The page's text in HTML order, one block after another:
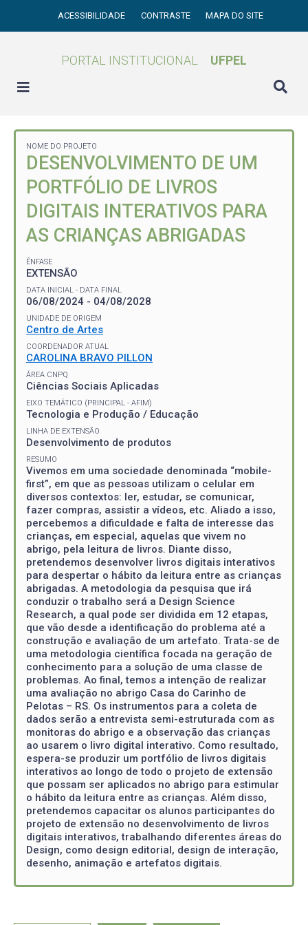
ACESSIBILIDADE CONTRASTE MAPA DO SITE
PORTAL INSTITUCIONAL UFPEL
NOME DO PROJETO
DESENVOLVIMENTO DE UM
PORTFÓLIO DE LIVROS
DIGITAIS INTERATIVOS PARA
AS CRIANÇAS ABRIGADAS
ÊNFASE
EXTENSÃO
DATA INICIAL - DATA FINAL
06/08/2024 - 04/08/2028
UNIDADE DE ORIGEM
Centro de Artes
COORDENADOR ATUAL
CAROLINA BRAVO PILLON
ÁREA CNPQ
Ciências Sociais Aplicadas
EIXO TEMÁTICO (PRINCIPAL - AFIM)
Tecnologia e Produção / Educação
LINHA DE EXTENSÃO
Desenvolvimento de produtos
RESUMO
Vivemos em uma sociedade denominada “mobile-
first”, em que as pessoas utilizam o celular em
diversos contextos: ler, estudar, se comunicar,
fazer compras, assistir a vídeos, etc. Aliado a isso,
percebemos a dificuldade e falta de interesse das
crianças, em especial, aquelas que vivem no
abrigo, pela leitura de livros. Diante disso,
pretendemos desenvolver livros digitais interativos
para despertar o hábito da leitura entre as crianças
abrigadas. A metodologia da pesquisa que irá
conduzir o trabalho será a Design Science
Research, a qual pode ser dividida em 12 etapas,
que vão desde a identificação do problema até a
construção e avaliação de um artefato. Trata-se de
uma metodologia científica focada na geração de
conhecimento para a solução de uma classe de
problemas. Ao final, temos a intenção de realizar
uma avaliação no abrigo Casa do Carinho de
Pelotas – RS. Os instrumentos para a coleta de
dados serão a entrevista semi-estruturada com as
monitoras do abrigo e a observação das crianças
ao usarem o livro digital interativo. Como resultado,
espera-se produzir um portfólio de livros digitais
interativos ao longo de todo o projeto de extensão
que possam ser aplicados no abrigo para estimular
o hábito da leitura entre as crianças. Além disso,
pretendemos capacitar os alunos participantes do
projeto de extensão no desenvolvimento de livros
digitais interativos, trabalhando diferentes áreas do
Design, como design editorial, design de interação,
desenho, animação e artefatos digitais.